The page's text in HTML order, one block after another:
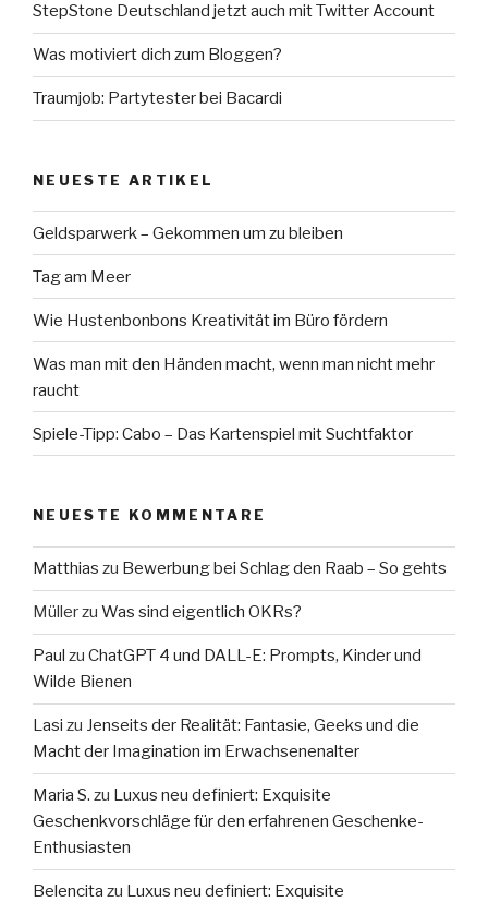
StepStone Deutschland jetzt auch mit Twitter Account
Was motiviert dich zum Bloggen?
Traumjob: Partytester bei Bacardi
NEUESTE ARTIKEL
Geldsparwerk – Gekommen um zu bleiben
Tag am Meer
Wie Hustenbonbons Kreativität im Büro fördern
Was man mit den Händen macht, wenn man nicht mehr
raucht
Spiele-Tipp: Cabo – Das Kartenspiel mit Suchtfaktor
NEUESTE KOMMENTARE
Matthias zu Bewerbung bei Schlag den Raab – So gehts
Müllerzu Was sind eigentlich OKRs?
Paul zu ChatGPT 4 und DALL-E: Prompts, Kinder und
Wilde Bienen
Lasi zu Jenseits der Realität: Fantasie, Geeks und die
Macht der Imagination im Erwachsenenalter
Maria S. zu Luxus neu definiert: Exquisite
Geschenkvorschläge für den erfahrenen Geschenke-
Enthusiasten
Belencita zu Luxus neu definiert: Exquisite